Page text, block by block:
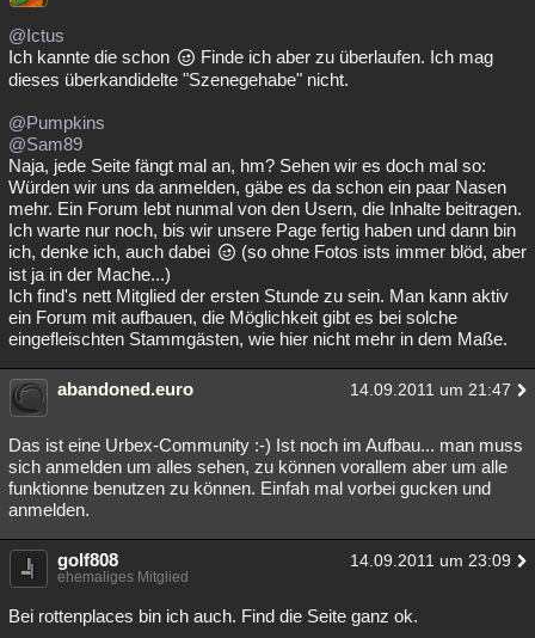
@Ictus
Ich kannte die schon
Finde ich aber zu überlaufen. Ich mag
dieses überkandidelte "Szenegehabe" nicht.
@Pumpkins
@Sam89
Naja, jede Seite fängt mal an, hm? Sehen wir es doch mal so:
Würden wir uns da anmelden, gäbe es da schon ein paar Nasen
mehr. Ein Forum lebt nunmal von den Usern, die Inhalte beitragen.
Ich warte nur noch, bis wir unsere Page fertig haben und dann bin
ich, denke ich, auch dabei
(so ohne Fotos ists immer blöd, aber
ist ja in der Mache...)
Ich find's nett Mitglied der ersten Stunde zu sein. Man kann aktiv
ein Forum mit aufbauen, die Möglichkeit gibt es bei solche
eingefleischten Stammgästen, wie hier nicht mehr in dem Maße.
abandoned.euro 14.09.2011 um 21:47
Das ist eine Urbex-Community :-) Ist noch im Aufbau... man muss
sich anmelden um alles sehen, zu können vorallem aber um alle
funktionne benutzen zu können. Einfah mal vorbei gucken und
anmelden.
golf808 14.09.2011 um 23:09
ehemaliges Mitglied
Bei rottenplaces bin ich auch. Find die Seite ganz ok.